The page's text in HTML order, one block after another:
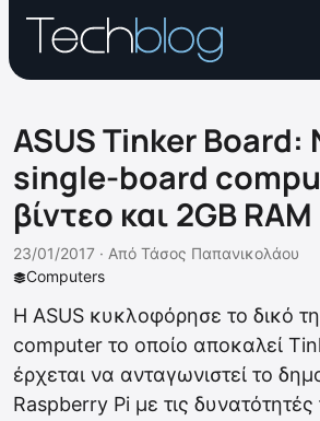
ASUS Tinker Board:
single-board
βίντεο και 2GB RAM
Computers
23/01/2017 · Από Τάσος Παπανικολάου
H ASUS κυκλοφόρησε το δικό
computer το οποίο αποκαλεί
έρχεται να ανταγωνιστεί το
Raspberry Pi με τις